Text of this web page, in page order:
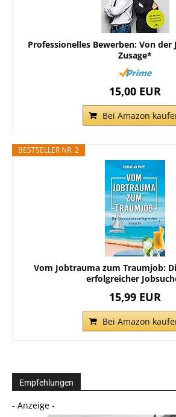
Professionelles Bewerben: Von der
Zusage*
15,00 EUR
Bei Amazon
BESTSELLER NR. 2
Vom Jobtrauma zum Traumjob:
erfolgreicher
15,99 EUR
Bei Amazon
Empfehlungen
- Anzeige -